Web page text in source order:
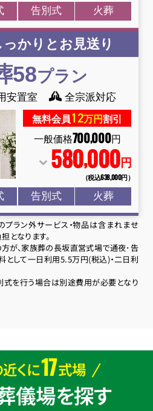
告別式 火葬
かりとお見送り
58プラン
安置室 全宗派対応
無料会員12万円割引
一般価格700,000円
580,000円
（税込638,000円）
告別式 火葬
ラン外サービス・物品は含まれませ
となります。
が、家族葬の長坂直営式場で通夜･告
として一日利用5.5万円(税込)・二日利
を行う場合は別途費用が必要となり
くに17式場
儀場を探す